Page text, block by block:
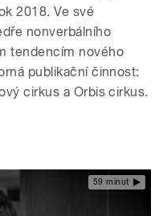
2018. Ve své
nonverbálního
tendencím nového
publikační činnost:
cirkus a Orbis cirkus.
59 minut